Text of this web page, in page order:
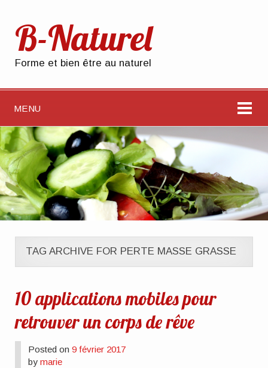
B-Naturel
Forme et bien être au naturel
MENU
TAG ARCHIVE FOR PERTE MASSE GRASSE
10 applications mobiles pour
retrouver un corps de rêve
Posted on9 février 2017
bymarie